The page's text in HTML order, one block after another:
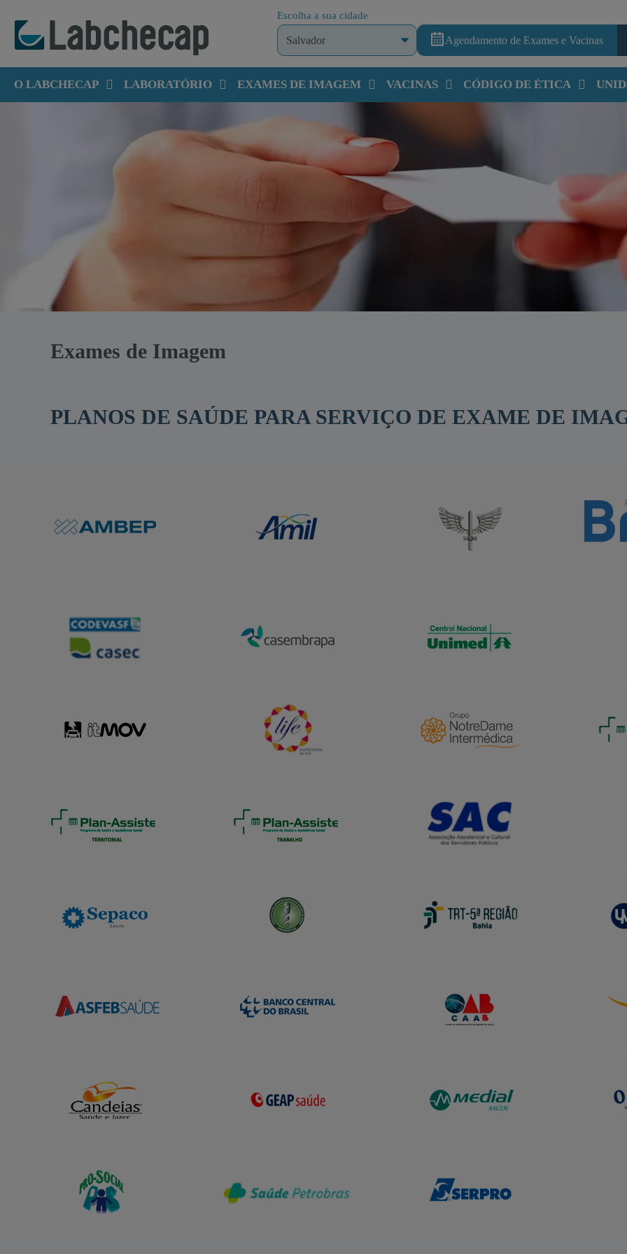
Escolha a sua cidade
Agendamento de Exames e Vacinas
O LABCHECAP LABORATÓRIO EXAMES DE IMAGEM VACINAS CÓDIGO DE ÉTICA
Exames de Imagem
PLANOS DE SAÚDE PARA SERVIÇO DE EXAME DE